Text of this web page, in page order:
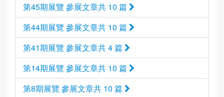
第45期展覽 參展文章共 10 篇
第44期展覽 參展文章共 10 篇
第41期展覽 參展文章共 4 篇
第14期展覽 參展文章共 10 篇
第8期展覽 參展文章共 10 篇